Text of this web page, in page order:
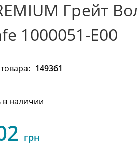
Грейт
1000051-E00
149361
в наличии
грн